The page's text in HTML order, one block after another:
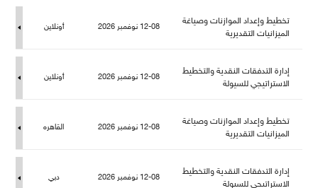
تخطيط وإعداد الموازنات وصياغة
الميزانيات التقديرية
12-08 نوفمبر 2026 أونلاين
إدارة التدفقات النقدية والتخطيط
الاستراتيجي للسيولة
12-08 نوفمبر 2026 أونلاين
تخطيط وإعداد الموازنات وصياغة
الميزانيات التقديرية
12-08 نوفمبر 2026 القاهره
إدارة التدفقات النقدية والتخطيط
الاستراتيجي للسيولة
12-08 نوفمبر 2026 دبي